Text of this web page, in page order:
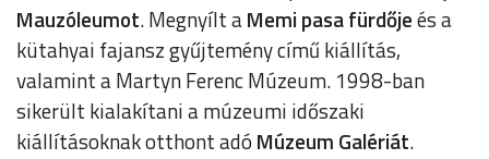
Mauzóleumot. Megnyílt aMemi pasa fürdőjeés a
kütahyai fajansz gyűjtemény című kiállítás,
valamint a Martyn Ferenc Múzeum. 1998-ban
sikerült kialakítani a múzeumi időszaki
kiállításoknak otthont adóMúzeum Galériát.